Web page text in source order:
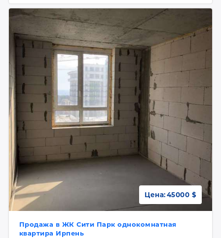
Продажа в ЖК Сити Парк однокомнатная
квартира Ирпень
Цена:45000 $